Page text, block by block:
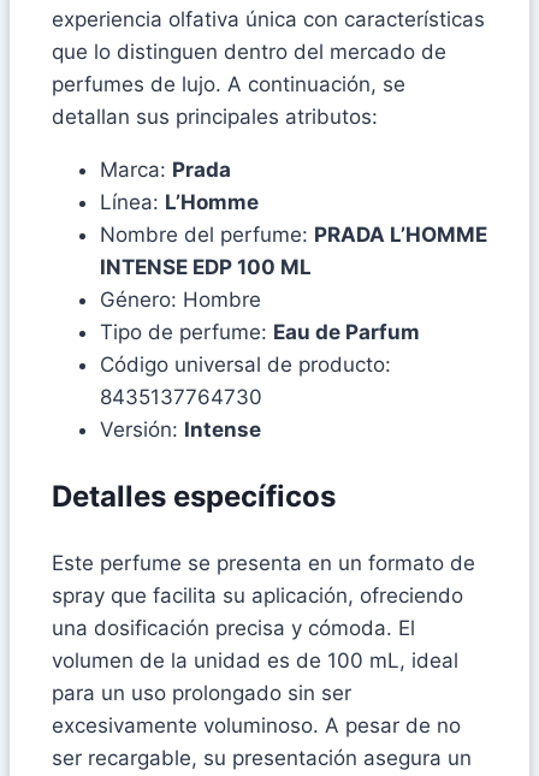
experiencia olfativa única con características
que lo distinguen dentro del mercado de
perfumes de lujo. A continuación, se
detallan sus principales atributos:
Marca: Prada
Línea: L’Homme
Nombre del perfume: PRADA L’HOMME
INTENSE EDP 100 ML
Género: Hombre
Tipo de perfume: Eau de Parfum
Código universal de producto:
8435137764730
Versión: Intense
Detalles específicos
Este perfume se presenta en un formato de
spray que facilita su aplicación, ofreciendo
una dosificación precisa y cómoda. El
volumen de la unidad es de 100 mL, ideal
para un uso prolongado sin ser
excesivamente voluminoso. A pesar de no
ser recargable, su presentación asegura un